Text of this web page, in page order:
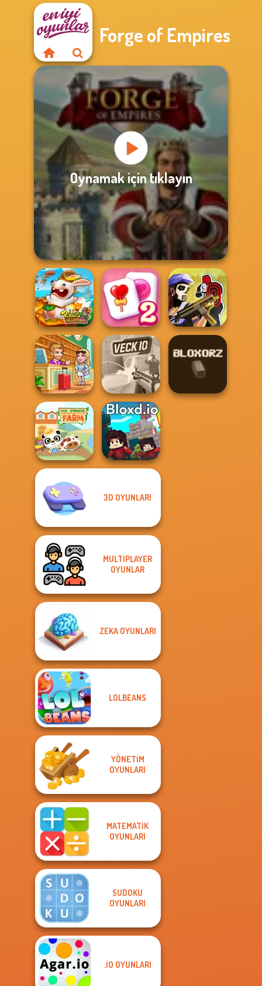
Forge of Empires
Oynamak için tıklayın
Rabbids Volcano
Panic
Solitaire
Mahjong Candy 2
Tom Clancy's
Shootout
Hotel Fever
Tycoon
Veck.io
Dr. Panda Farm
3D OYUNLARI
MULTIPLAYER
OYUNLAR
ZEKA OYUNLARI
LOLBEANS
YÖNETIM
OYUNLARI
MATEMATIK
OYUNLARI
SUDOKU
OYUNLARI
.IO OYUNLARI